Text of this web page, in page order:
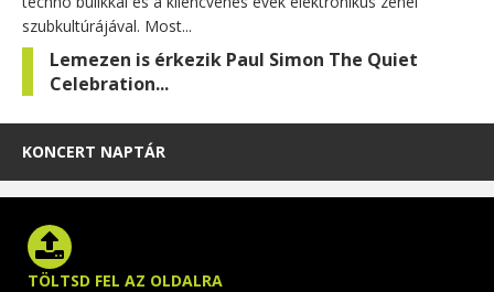
szubkultúrájával. Most...
Lemezen is érkezik Paul Simon The Quiet
Celebration...
KONCERT NAPTÁR
TÖLTSD FEL AZ OLDALRA